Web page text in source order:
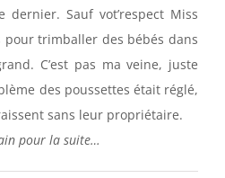
Sauf vot’respect Miss
pour trimballer des bébés dans
C’est pas ma veine, juste
des poussettes était réglé,
sans leur propriétaire.
pour la suite…